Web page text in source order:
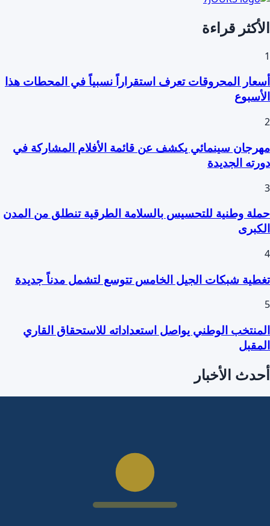
الأكثر قراءة
1
أسعار المحروقات تعرف استقراراً نسبياً في المحطات هذا
الأسبوع
2
مهرجان سينمائي يكشف عن قائمة الأفلام المشاركة في
دورته الجديدة
3
حملة وطنية للتحسيس بالسلامة الطرقية تنطلق من المدن
الكبرى
4
تغطية شبكات الجيل الخامس تتوسع لتشمل مدناً جديدة
5
المنتخب الوطني يواصل استعداداته للاستحقاق القاري
المقبل
أحدث الأخبار